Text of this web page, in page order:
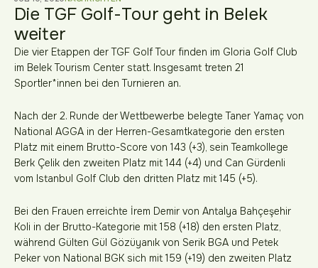
Die TGF Golf-Tour geht in Belek
weiter
Die vier Etappen der TGF Golf Tour finden im Gloria Golf Club
im Belek Tourism Center statt. Insgesamt treten 21
Sportler*innen bei den Turnieren an.
Nach der 2. Runde der Wettbewerbe belegte Taner Yamaç von
National AGGA in der Herren-Gesamtkategorie den ersten
Platz mit einem Brutto-Score von 143 (+3), sein Teamkollege
Berk Çelik den zweiten Platz mit 144 (+4) und Can Gürdenli
vom Istanbul Golf Club den dritten Platz mit 145 (+5).
Bei den Frauen erreichte İrem Demir von Antalya Bahçeşehir
Koli in der Brutto-Kategorie mit 158 (+18) den ersten Platz,
während Gülten Gül Gözüyanık von Serik BGA und Petek
Peker von National BGK sich mit 159 (+19) den zweiten Platz